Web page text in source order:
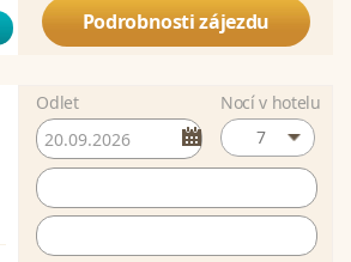
Podrobnosti zájezdu
Odlet
Nocí v hotelu
7